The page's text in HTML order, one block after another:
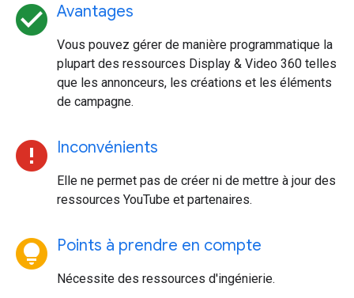
check_circle Avantages
Vous pouvez gérer de manière programmatique la
plupart des ressources Display & Video 360 telles
que les annonceurs, les créations et les éléments
de campagne.
error Inconvénients
Elle ne permet pas de créer ni de mettre à jour des
ressources YouTube et partenaires.
lightbulb_circle Points à prendre en compte
Nécessite des ressources d'ingénierie.